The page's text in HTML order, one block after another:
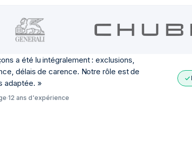
a été lu intégralement : exclusions,
délais de carence. Notre rôle est de
adaptée. »
·12 ans d'expérience